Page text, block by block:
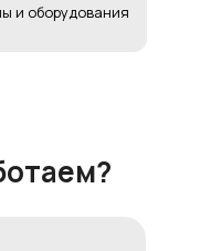
и оборудования